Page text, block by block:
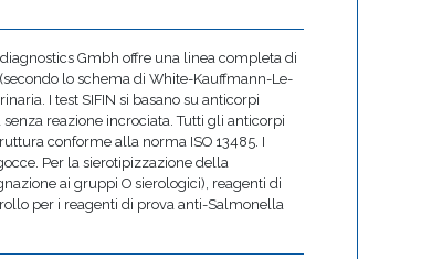
Gmbh offre una linea completa di
lo schema di White-Kauffmann-Le-
I test SIFIN si basano su anticorpi
reazione incrociata. Tutti gli anticorpi
conforme alla norma ISO 13485. I
Per la sierotipizzazione della
ai gruppi O sierologici), reagenti di
per i reagenti di prova anti-Salmonella